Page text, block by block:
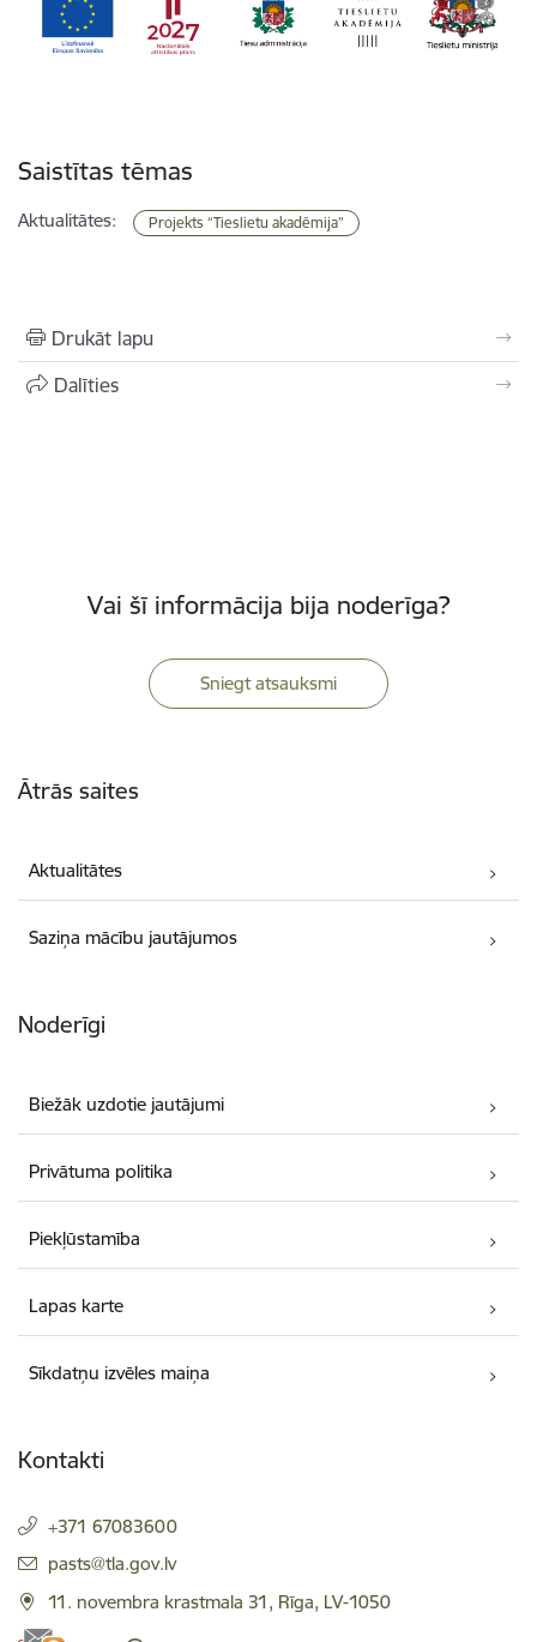
Saistītas tēmas
Aktualitātes: Projekts “Tieslietu akadēmija”
Drukāt lapu
Dalīties
Vai šī informācija bija noderīga?
Sniegt atsauksmi
Ātrās saites
Aktualitātes
Saziņa mācību jautājumos
Noderīgi
Biežāk uzdotie jautājumi
Privātuma politika
Piekļūstamība
Lapas karte
Sīkdatņu izvēles maiņa
Kontakti
+371 67083600
E-pasts:
pasts@tla.gov.lv
11. novembra krastmala 31, Rīga, LV-1050